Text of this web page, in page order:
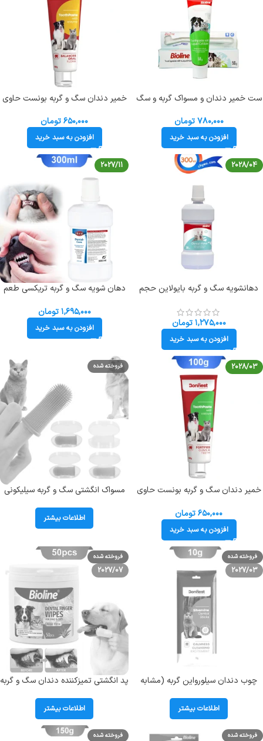
ست خمیر دندان و مسواک گربه و سگ
Bioline Toothpaste with Liquid
۷۸۰,۰۰۰ تومان
افزودن به سبد خرید
خمیر دندان سگ و گربه بونست حاوی
ToothPaste With Enzyme
۶۵۰,۰۰۰تومان
افزودن به سبد خرید
2028/04
دهانشویه سگ و گربه بایولاین حجم
۱,۲۷۵,۰۰۰ تومان
افزودن به سبد خرید
2027/11
دهان شویه سگ و گربه تریکسی طعم
Dental Care Water
۱,۶۹۵,۰۰۰ تومان
افزودن به سبد خرید
2028/03
خمیر دندان سگ و گربه بونست حاوی
ToothPaste With Calcium
۶۵۰,۰۰۰تومان
افزودن به سبد خرید
فروخته شده
مسواک انگشتی سگ و گربه سیلیکونی
اطلاعات بیشتر
فروخته شده
2027/03
چوب دندان سیلورواین گربه (مشابه
Silvervine وزن 10 گرم
اطلاعات بیشتر
فروخته شده
2027/07
پد انگشتی تمیزکننده دندان سگ و گربه
Bioline Dental Finger Wipes
اطلاعات بیشتر
فروخته شده فروخته شده